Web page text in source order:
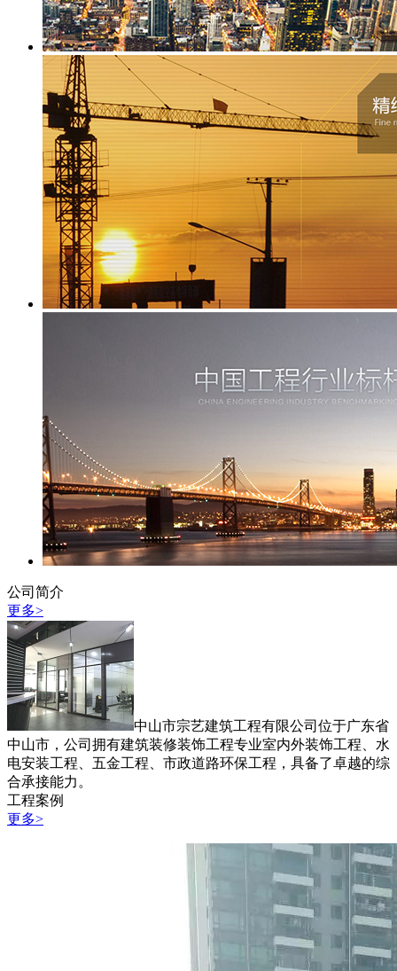
公司简介
更多>
中山市宗艺建筑工程有限公司位于广东省
中山市，公司拥有建筑装修装饰工程专业室内外装饰工程、水
电安装工程、五金工程、市政道路环保工程，具备了卓越的综
合承接能力。
工程案例
更多>